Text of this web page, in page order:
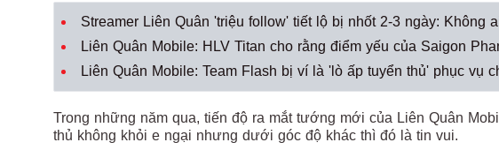
Streamer Liên Quân 'triệu follow' tiết lộ bị nhốt 2-3 ngày: Không
Liên Quân Mobile: HLV Titan cho rằng điểm yếu của Saigon
Liên Quân Mobile: Team Flash bị ví là 'lò ấp tuyển thủ' phục vụ
Trong những năm qua, tiến độ ra mắt tướng mới của Liên Quân
thủ không khỏi e ngại nhưng dưới góc độ khác thì đó là tin vui.